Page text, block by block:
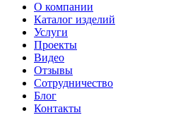
О компании
Каталог изделий
Услуги
Проекты
Видео
Отзывы
Сотрудничество
Блог
Контакты